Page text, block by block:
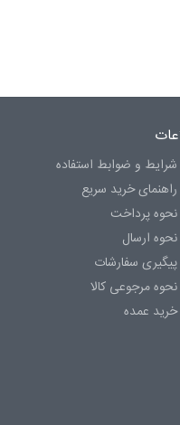
شرایط و ضوابط استفاده
راهنمای خرید سریع
نحوه پرداخت
نحوه ارسال
پیگیری سفارشات
نحوه مرجوعی کالا
خرید عمده